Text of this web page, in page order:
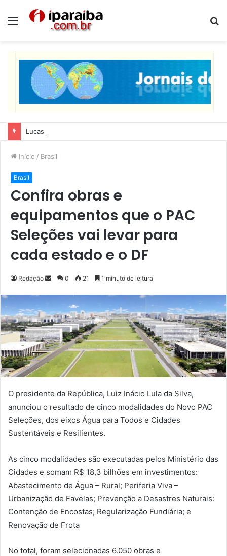
Menu
Início / Brasil
Brasil
Confira obras e
equipamentos que o PAC
Seleções vai levar para
cada estado e o DF
Redação
d
e
u
m
l
0 21 1 minuto de leitura
O presidente da República, Luiz Inácio Lula da Silva,
anunciou o resultado de cinco modalidades do Novo PAC
Seleções, dos eixos Água para Todos e Cidades
Sustentáveis e Resilientes.
As cinco modalidades são executadas pelos Ministério das
Cidades e somam R$ 18,3 bilhões em investimentos:
Abastecimento de Água – Rural; Periferia Viva –
Urbanização de Favelas; Prevenção a Desastres Naturais:
Contenção de Encostas; Regularização Fundiária; e
Renovação de Frota
No total, foram selecionadas 6.050 obras e